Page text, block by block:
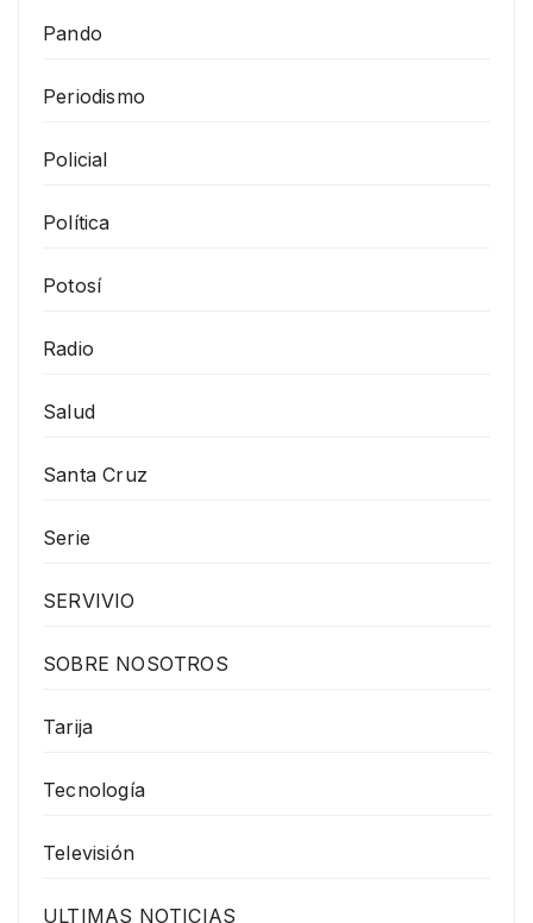
Pando
Periodismo
Policial
Política
Potosí
Radio
Salud
Santa Cruz
Serie
SERVIVIO
SOBRE NOSOTROS
Tarija
Tecnología
Televisión
ULTIMAS NOTICIAS